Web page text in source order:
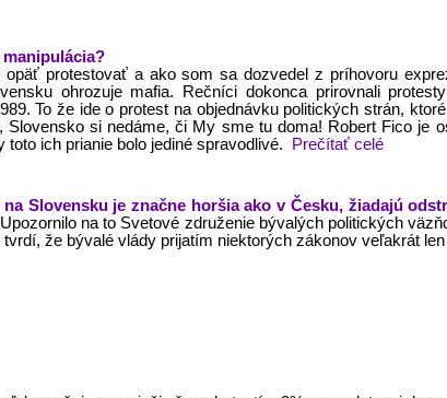
protestovať a ako som sa dozvedel z príhovoru
ohrozuje mafia. Rečníci dokonca prirovnali
To že ide o protest na objednávku politických strán,
si nedáme, či My sme tu doma! Robert Fico je
ich prianie bolo jediné spravodlivé.
Prečítať celé
Slovensku je značne horšia ako v Česku, žiadajú
na to Svetové združenie bývalých politických
že bývalé vlády prijatím niektorých zákonov veľakrát